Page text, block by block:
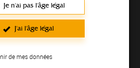
Je n'ai pas l'âge légal
J'ai l'âge légal
de mes données